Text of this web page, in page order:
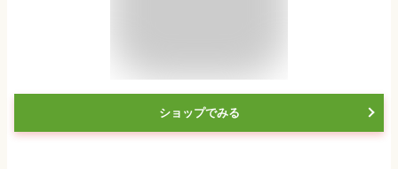
ショップでみる